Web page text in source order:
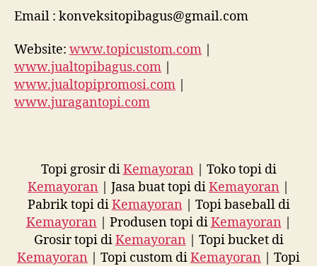
Email : konveksitopibagus@gmail.com
Website: www.topicustom.com
www.jualtopibagus.com
www.jualtopipromosi.com
www.juragantopi.com
Topi grosir diKemayoran | Toko topi di
Kemayoran | Jasa buat topi diKemayoran
Pabrik topi diKemayoran | Topi baseball di
Kemayoran | Produsen topi diKemayoran
Grosir topi diKemayoran | Topi bucket di
Kemayoran | Topi custom diKemayoran | Topi